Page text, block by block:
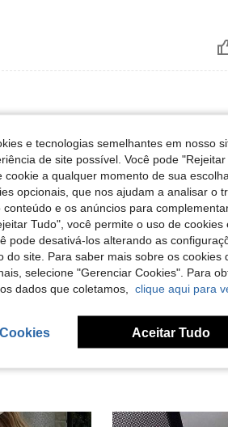
/ 139 lbs, Cintura: 74 cm / 29 in, Busto: 94 cm
corpo:Ampulheta Cor:Rosa Tamanho:
après c’est un rose très vif
e tecnologias semelhantes em nosso
de site possível. Você pode
cookie a qualquer momento de sua
opcionais, que nos ajudam a analisar o
conteúdo e os anúncios para
Tudo", você permite o uso de
pode desativá-los alterando as
do site. Para saber mais sobre os
selecione "Gerenciar Cookies". Para
dados que coletamos, clique aqui para
Aceitar Tudo